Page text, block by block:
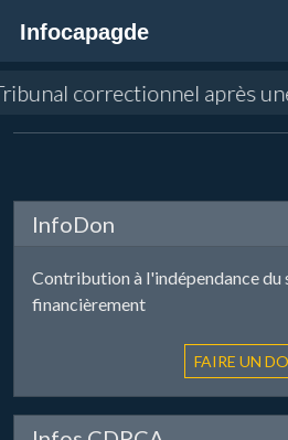
Infocapagde
correctionnel après
InfoDon
Contribution à l'indépendance du
financièrement